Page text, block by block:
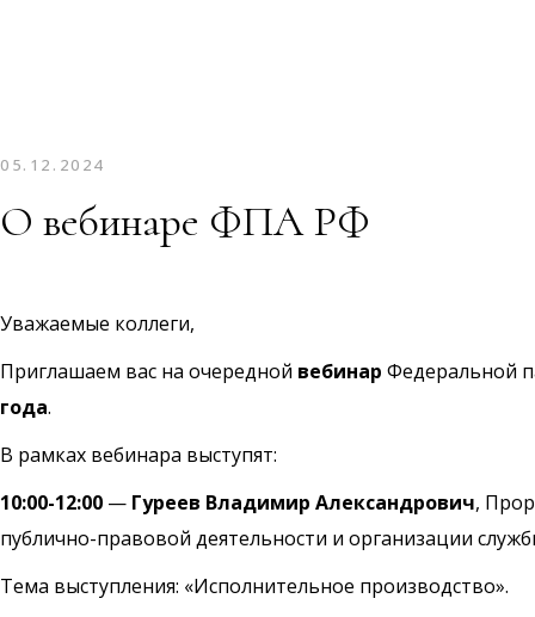
05.12.2024
О вебинаре ФПА РФ
Уважаемые коллеги,
Приглашаем вас на очередной вебинар Федеральной
года.
В рамках вебинара выступят:
10:00-12:00 — Гуреев Владимир Александрович,
публично-правовой деятельности и организации
Тема выступления: «Исполнительное производство».